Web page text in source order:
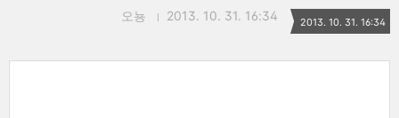
오뇽 2013. 10. 31. 16:34 2013. 10. 31. 16:34